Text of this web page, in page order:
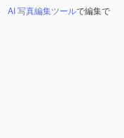
AI 写真編集ツールで編集で